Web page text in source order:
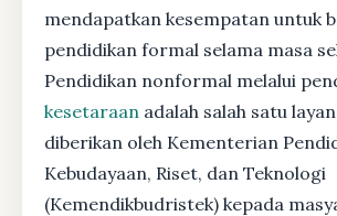
mendapatkan kesempatan untuk
pendidikan formal selama masa
Pendidikan nonformal melalui
kesetaraan adalah salah satu
diberikan oleh Kementerian
Kebudayaan, Riset, dan Teknologi
(Kemendikbudristek) kepada